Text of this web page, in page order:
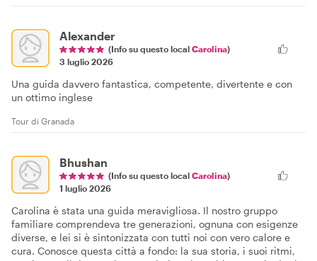
Alexander
(Info su questo local Carolina)
3 luglio 2026
Una guida davvero fantastica, competente, divertente e con
un ottimo inglese
Tour di Granada
Bhushan
(Info su questo local Carolina)
1 luglio 2026
Carolina è stata una guida meravigliosa. Il nostro gruppo
familiare comprendeva tre generazioni, ognuna con esigenze
diverse, e lei si è sintonizzata con tutti noi con vero calore e
cura. Conosce questa città a fondo: la sua storia, i suoi ritmi,